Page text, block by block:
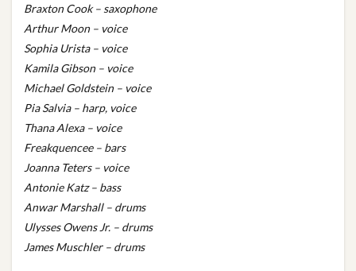
Braxton Cook – saxophone
Arthur Moon – voice
Sophia Urista – voice
Kamila Gibson – voice
Michael Goldstein – voice
Pia Salvia – harp, voice
Thana Alexa – voice
Freakquencee – bars
Joanna Teters – voice
Antonie Katz – bass
Anwar Marshall – drums
Ulysses Owens Jr. – drums
James Muschler – drums